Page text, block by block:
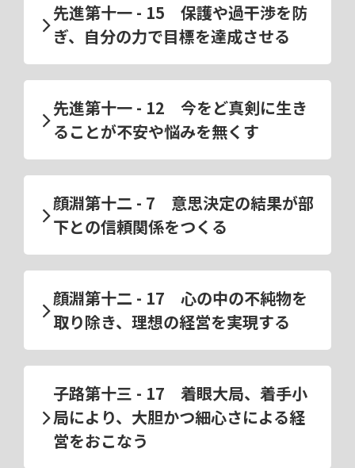
先進第十一 - 15 保護や過干渉を防
ぎ、自分の力で目標を達成させる
先進第十一 - 12 今をど真剣に生き
ることが不安や悩みを無くす
顔淵第十二 - 7 意思決定の結果が部
下との信頼関係をつくる
顔淵第十二 - 17 心の中の不純物を
取り除き、理想の経営を実現する
子路第十三 - 17 着眼大局、着手小
局により、大胆かつ細心さによる経
営をおこなう